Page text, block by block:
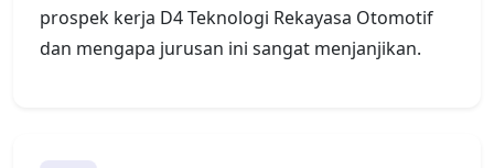
prospek kerja D4 Teknologi Rekayasa Otomotif
dan mengapa jurusan ini sangat menjanjikan.